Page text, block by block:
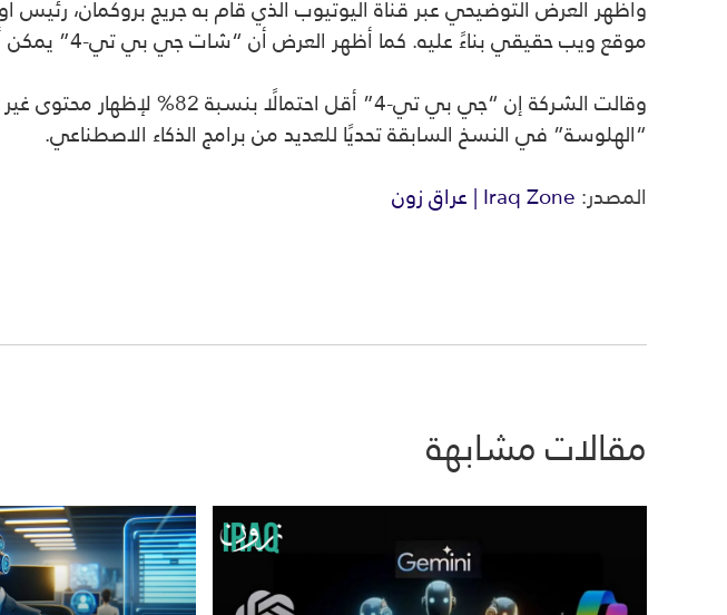
وأظهر العرض التوضيحي عبر قناة اليوتيوب الذي قام به جريج بروكمان،
موقع ويب حقيقي بناءً عليه. كما أظهر العرض أن “شات جي بي تي-4” يمكن أن يساعد الأفراد أيضًا في حساب ضرائبهم.
وقالت الشركة إن “جي بي تي-
“الهلوسة” في النسخ السابقة تحديًا للعديد من برامج الذكاء الاصطناعي.
المصدر:Iraq Zone | عراق زون
مقالات مشابهة